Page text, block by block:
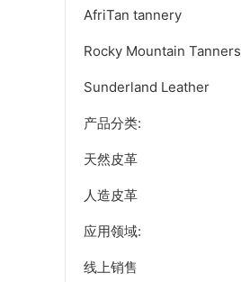
AfriTan tannery
Rocky Mountain Tanners
Sunderland Leather
产品分类:
天然皮革
人造皮革
应用领域:
线上销售